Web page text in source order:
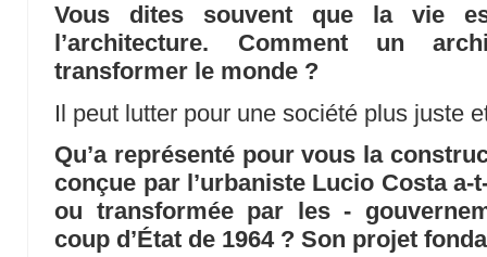
Vous dites souvent que la vie
l’architecture. Comment un
transformer le monde ?
Il peut lutter pour une société plus juste
Qu’a représenté pour vous la
conçue par l’urbaniste Lucio Costa a-
ou transformée par les -
coup d’État de 1964 ? Son projet